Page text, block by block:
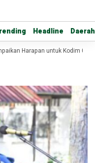
Headline Daerah
Headline Daerah
Harapan untuk Kodim